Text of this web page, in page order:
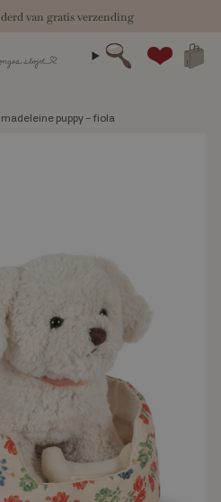
van gratis verzending
zoeken
madeleine puppy - fiola